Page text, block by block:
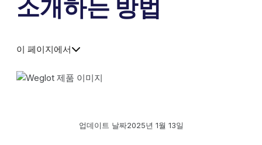
소개하는 방법
이 페이지에서
업데이트 날짜2025년 1월 13일